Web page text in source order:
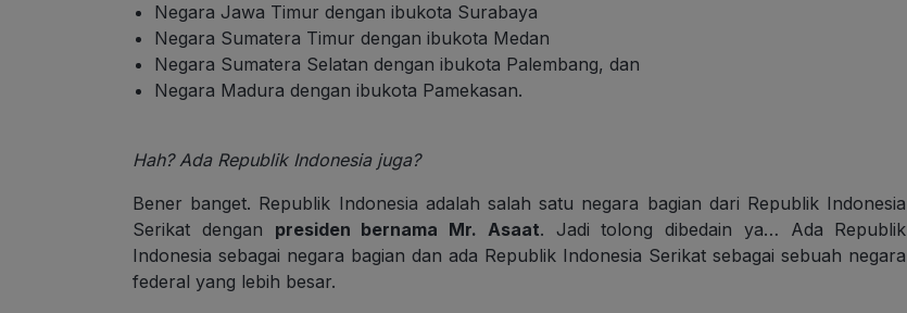
Negara Jawa Timur dengan ibukota Surabaya
Negara Sumatera Timur dengan ibukota Medan
Negara Sumatera Selatan dengan ibukota Palembang, dan
Negara Madura dengan ibukota Pamekasan.
Hah? Ada Republik Indonesia juga?
Bener banget. Republik Indonesia adalah salah satu negara bagian dari Republik Indonesia
Serikat dengan presiden bernama Mr. Asaat. Jadi tolong dibedain ya… Ada Republik
Indonesia sebagai negara bagian dan ada Republik Indonesia Serikat sebagai sebuah negara
federal yang lebih besar.